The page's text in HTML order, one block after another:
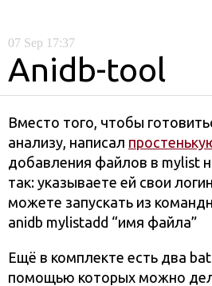
07 Sep 17:37
Anidb-tool
Вместо того, чтобы
анализу, написал
добавления файлов в mylist
так: указываете ей свои
можете запускать из
anidb mylistadd “имя файла”
Ещё в комплекте есть два
помощью которых можно